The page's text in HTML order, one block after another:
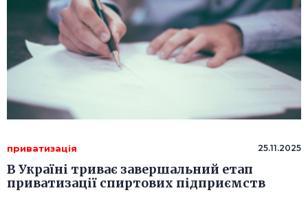
приватизація 25.11.2025
В Україні триває завершальний етап
приватизації спиртових підприємств